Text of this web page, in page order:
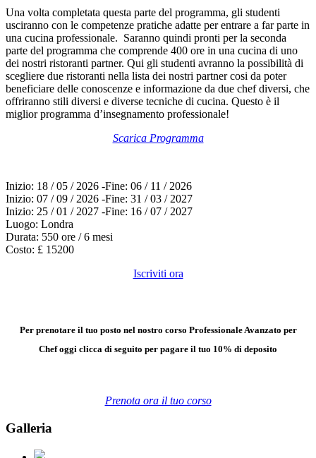
Una volta completata questa parte del programma, gli studenti
usciranno con le competenze pratiche adatte per entrare a far parte in
una cucina professionale. Saranno quindi pronti per la seconda
parte del programma che comprende 400 ore in una cucina di uno
dei nostri ristoranti partner. Qui gli studenti avranno la possibilità di
scegliere due ristoranti nella lista dei nostri partner cosi da poter
beneficiare delle conoscenze e informazione da due chef diversi, che
offriranno stili diversi e diverse tecniche di cucina. Questo è il
miglior programma d’insegnamento professionale!
Scarica Programma
Inizio: 18 / 05 / 2026 -Fine: 06 / 11 / 2026
Inizio: 07 / 09 / 2026 -Fine: 31 / 03 / 2027
Inizio: 25 / 01 / 2027 -Fine: 16 / 07 / 2027
Luogo: Londra
Durata: 550 ore / 6 mesi
Costo: £ 15200
Iscriviti ora
Per prenotare il tuo posto nel nostro corso Professionale Avanzato per
Chef oggi clicca di seguito per pagare il tuo 10% di deposito
Prenota ora il tuo corso
Galleria